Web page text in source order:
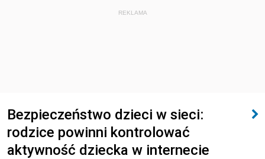
REKLAMA
Bezpieczeństwo dzieci w sieci:
rodzice powinni kontrolować
aktywność dziecka w internecie